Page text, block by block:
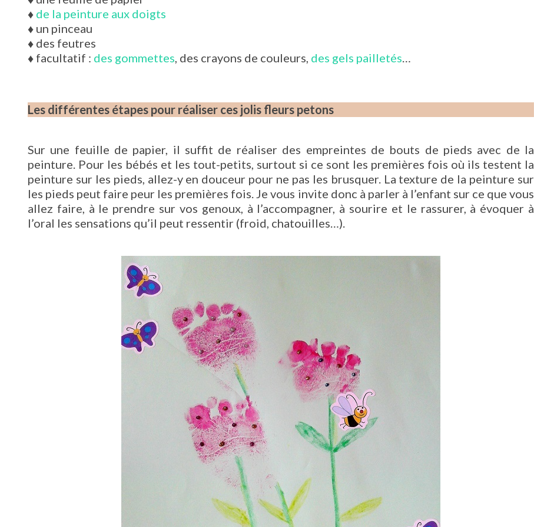
♦ de la peinture aux doigts
♦ un pinceau
♦ des feutres
♦ facultatif : des gommettes, des crayons de couleurs, des gels pailletés…
Les différentes étapes pour réaliser ces jolis fleurs petons
Sur une feuille de papier, il suffit de réaliser des empreintes de bouts de pieds avec de la
peinture. Pour les bébés et les tout-petits, surtout si ce sont les premières fois où ils testent la
peinture sur les pieds, allez-y en douceur pour ne pas les brusquer. La texture de la peinture sur
les pieds peut faire peur les premières fois. Je vous invite donc à parler à l’enfant sur ce que vous
allez faire, à le prendre sur vos genoux, à l’accompagner, à sourire et le rassurer, à évoquer à
l’oral les sensations qu’il peut ressentir (froid, chatouilles…).